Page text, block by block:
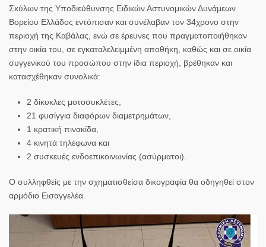
Σκύλων της Υποδιεύθυνσης Ειδικών Αστυνομικών Δυνάμεων
Βορείου Ελλάδος εντόπισαν και συνέλαβαν τον 34χρονο στην
περιοχή της Καβάλας, ενώ σε έρευνες που πραγματοποιήθηκαν
στην οικία του, σε εγκαταλελειμμένη αποθήκη, καθώς και σε οικία
συγγενικού του προσώπου στην ίδια περιοχή, βρέθηκαν και
κατασχέθηκαν συνολικά:
2 δίκυκλες μοτοσυκλέτες,
21 φυσίγγια διαφόρων διαμετρημάτων,
1 κρατική πινακίδα,
4 κινητά τηλέφωνα και
2 συσκευές ενδοεπικοινωνίας (ασύρματοι).
Ο συλληφθείς με την σχηματισθείσα δικογραφία θα οδηγηθεί στον
αρμόδιο Εισαγγελέα.